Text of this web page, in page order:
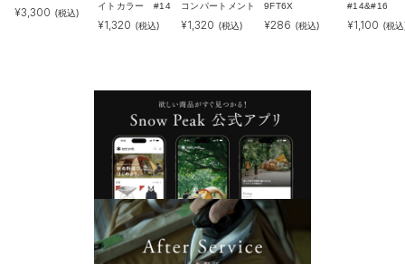
¥3,300 (税込)
イトカラー #14
¥1,320 (税込)
コンパートメント
¥1,320 (税込)
9FT6X
¥286 (税込)
#14&#16
¥1,100 (税